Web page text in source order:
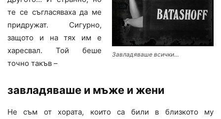
Завладяваше всички…
те се съгласяваха да ме
придружат. Сигурно,
защото и на тях им е
харесвал. Той беше
точно такъв –
завладяваше и мъже и жени
Не съм от хората, които са били в близкото му